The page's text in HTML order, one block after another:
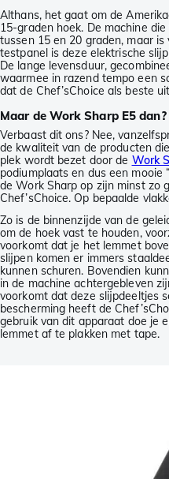
Althans, het gaat om de
15-graden hoek. De machine
tussen 15 en 20 graden, maar
testpanel is deze elektrische
De lange levensduur,
waarmee in razend tempo een
dat de Chef’sChoice als beste
Maar de Work Sharp E5 dan?
Verbaast dit ons? Nee,
de kwaliteit van de producten
plek wordt bezet door de Work
podiumplaats en dus een
de Work Sharp op zijn minst zo
Chef’sChoice. Op bepaalde
Zo is de binnenzijde van de
om de hoek vast te houden,
voorkomt dat je het lemmet
slijpen komen er immers
kunnen schuren. Bovendien
in de machine achtergebleven
voorkomt dat deze slijpdeeltjes
bescherming heeft de
gebruik van dit apparaat doe je
lemmet af te plakken met tape.